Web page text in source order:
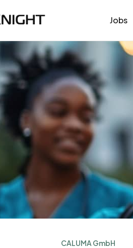
Jobs
CALUMA GmbH